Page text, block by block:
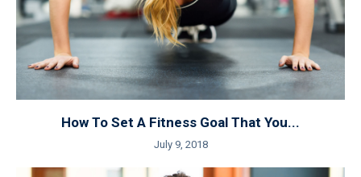
How To Set A Fitness Goal That You...
July 9, 2018